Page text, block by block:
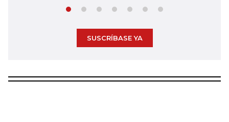
SUSCRÍBASE YA